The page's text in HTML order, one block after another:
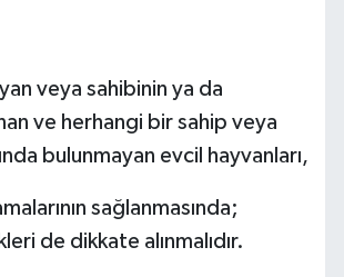
veya sahibinin ya da
ve herhangi bir sahip veya
bulunmayan evcil hayvanları,
sağlanmasında;
de dikkate alınmalıdır.